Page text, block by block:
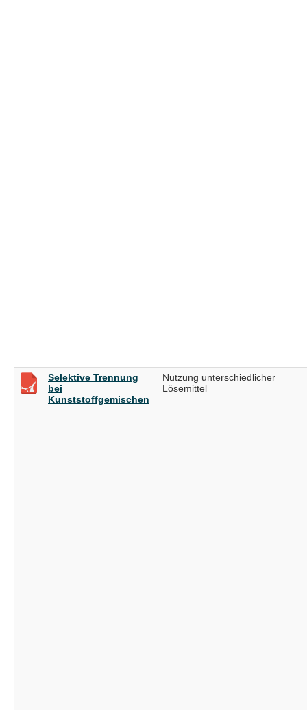
Selektive Trennung
bei
Kunststoffgemischen
Nutzung unterschiedlicher
Lösemittel